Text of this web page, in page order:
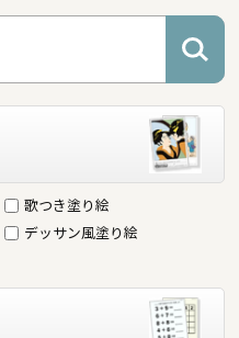
歌つき塗り絵
デッサン風塗り絵